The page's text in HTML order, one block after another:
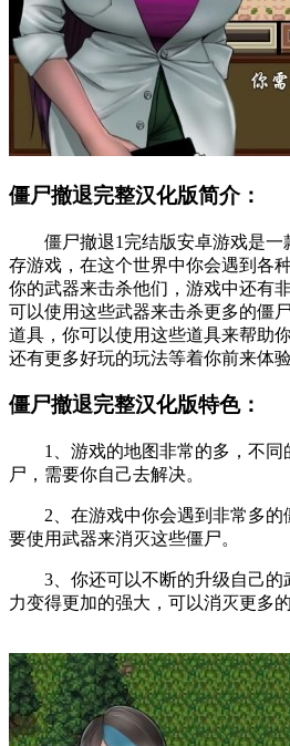
僵尸撤退完整汉化版简介：
僵尸撤退1完结版安卓游戏是一
存游戏，在这个世界中你会遇到各
你的武器来击杀他们，游戏中还有
可以使用这些武器来击杀更多的僵
道具，你可以使用这些道具来帮助
还有更多好玩的玩法等着你前来体验
僵尸撤退完整汉化版特色：
1、游戏的地图非常的多，不同
尸，需要你自己去解决。
2、在游戏中你会遇到非常多的
要使用武器来消灭这些僵尸。
3、你还可以不断的升级自己的
力变得更加的强大，可以消灭更多的